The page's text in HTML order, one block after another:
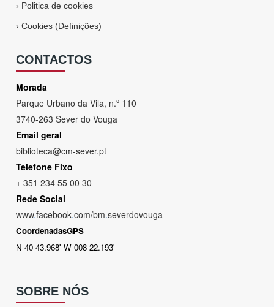
› Politica de cookies
›Cookies (Definições)
CONTACTOS
Morada
Parque Urbano da Vila, n.º 110
3740-263 Sever do Vouga
Email geral
biblioteca@cm-sever.pt
Telefone Fixo
+ 351 234 55 00 30
Rede Social
www.facebook.com/bm.severdovouga
CoordenadasGPS
N 40 43.968' W 008 22.193'
SOBRE NÓS